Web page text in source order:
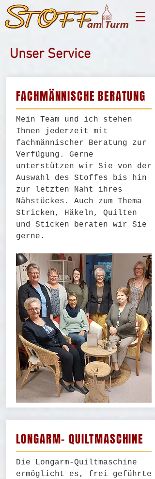
Unser Service
FACHMÄNNISCHE BERATUNG
Mein Team und ich stehen
Ihnen jederzeit mit
fachmännischer Beratung zur
Verfügung. Gerne
unterstützen wir Sie von der
Auswahl des Stoffes bis hin
zur letzten Naht ihres
Nähstückes. Auch zum Thema
Stricken, Häkeln, Quilten
und Sticken beraten wir Sie
gerne.
LONGARM- QUILTMASCHINE
Die Longarm-Quiltmaschine
ermöglicht es, frei geführte